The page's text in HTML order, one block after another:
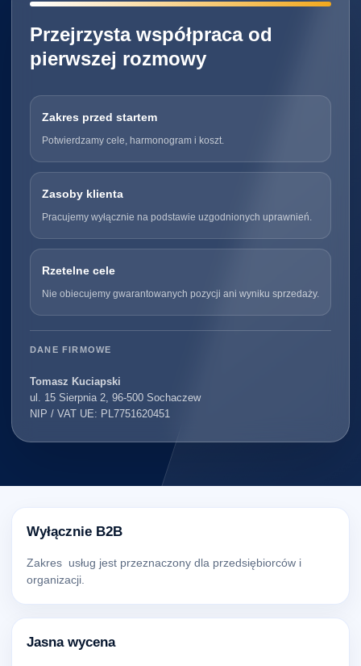
━━━━━━━━━━━━━━━━━━━━━━━━━━━━
Przejrzysta współpraca od
pierwszej rozmowy
Zakres przed startem
Potwierdzamy cele, harmonogram i koszt.
Zasoby klienta
Pracujemy wyłącznie na podstawie uzgodnionych uprawnień.
Rzetelne cele
Nie obiecujemy gwarantowanych pozycji ani wyniku sprzedaży.
DANE FIRMOWE
Tomasz Kuciapski
ul. 15 Sierpnia 2, 96-500 Sochaczew
NIP / VAT UE: PL7751620451
Wyłącznie B2B
Zakres usług jest przeznaczony dla przedsiębiorców i
organizacji.
Jasna wycena